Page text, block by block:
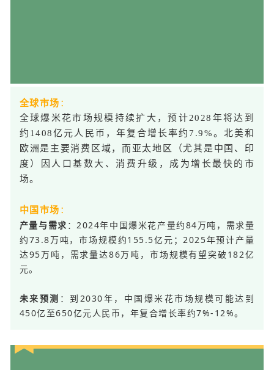
全球市场 ：
全球爆米花市场规模持续扩大，预计2028年将达到
约1408亿元人民币，年复合增长率约7.9%。北美和
欧洲是主要消费区域，而亚太地区（尤其是中国、印
度）因人口基数大、消费升级，成为增长最快的市
场。
中国市场 ：
产量与需求 ：2024年中国爆米花产量约84万吨，需求量
约73.8万吨，市场规模约155.5亿元；2025年预计产量
达95万吨，需求量达86万吨，市场规模有望突破182亿
元。
未来预测 ：到2030年，中国爆米花市场规模可能达到
450亿至650亿元人民币，年复合增长率约7%-12%。